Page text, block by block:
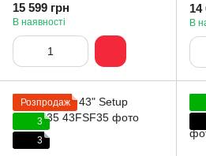
15 599 грн
В наявності
14
В
Розпродаж
3
3